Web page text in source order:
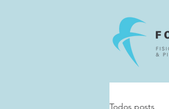
Todos posts